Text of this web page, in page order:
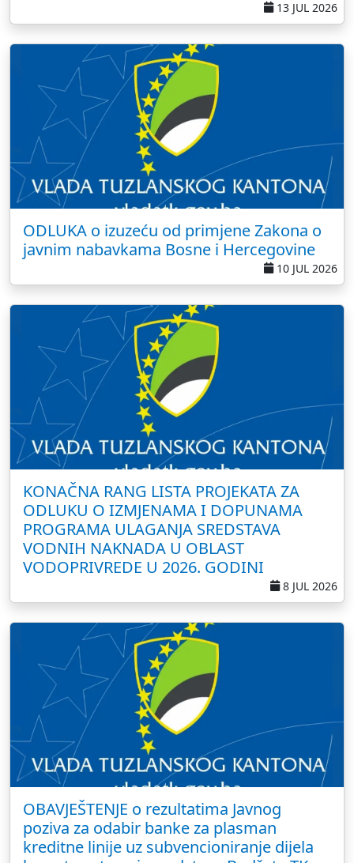
13 JUL 2026
ODLUKA o izuzeću od primjene Zakona o
javnim nabavkama Bosne i Hercegovine
10 JUL 2026
KONAČNA RANG LISTA PROJEKATA ZA
ODLUKU O IZMJENAMA I DOPUNAMA
PROGRAMA ULAGANJA SREDSTAVA
VODNIH NAKNADA U OBLAST
VODOPRIVREDE U 2026. GODINI
8 JUL 2026
OBAVJEŠTENJE o rezultatima Javnog
poziva za odabir banke za plasman
kreditne linije uz subvencioniranje dijela